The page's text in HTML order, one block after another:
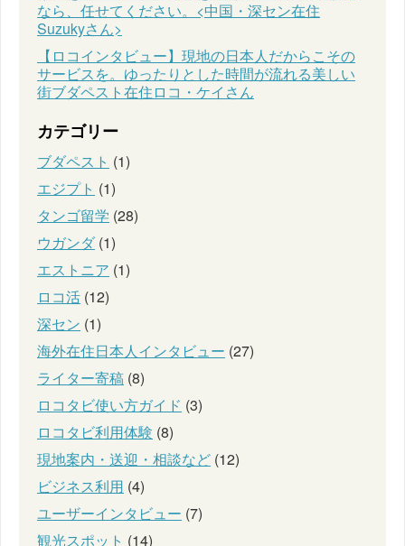
なら、任せてください。<中国・深セン在住
Suzukyさん>
【ロコインタビュー】現地の日本人だからこその
サービスを。ゆったりとした時間が流れる美しい
街ブダペスト在住ロコ・ケイさん
カテゴリー
ブダペスト (1)
エジプト (1)
タンゴ留学 (28)
ウガンダ(1)
エストニア (1)
ロコ活 (12)
深セン (1)
海外在住日本人インタビュー (27)
ライター寄稿 (8)
ロコタビ使い方ガイド (3)
ロコタビ利用体験 (8)
現地案内・送迎・相談など (12)
ビジネス利用 (4)
ユーザーインタビュー (7)
観光スポット (14)